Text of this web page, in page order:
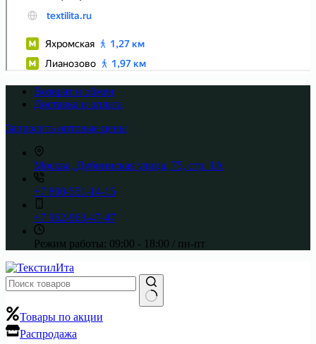
Возврат и обмен
Доставка и оплата
Запросить оптовые цены
Москва, Дубнинская улица, 75, стр. 1А
+7 800-551-14-15
+7 962-963-47-47
Режим работы: 09:00 - 18:00 / пн-пт
Ничего
не
найдено
Товары по акции
Распродажа